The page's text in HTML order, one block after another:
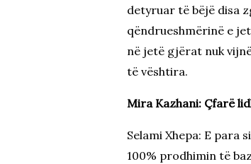
detyruar të bëjë disa
qëndrueshmërinë e
në jetë gjërat nuk
të vështira.
Mira Kazhani: Çfarë
Selami Xhepa: E para
100% prodhimin të